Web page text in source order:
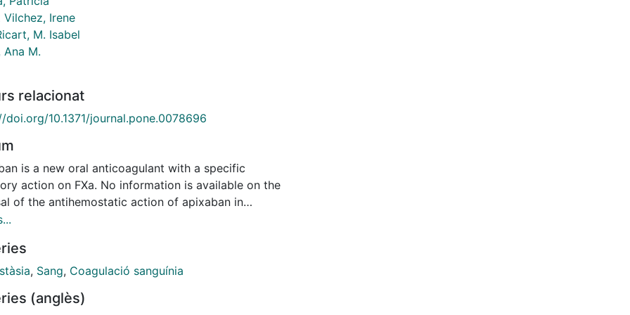
Vilchez, Irene
M. Isabel
Ana M.
relacionat
doi.org/10.1371/journal.pone.0078696
is a new oral anticoagulant with a specific
action on FXa. No information is available on the
of the antihemostatic action of apixaban in
or clinical settings. We have evaluated the
of hemostatic mechanisms induced by
elevated concentrations of apixaban (200
on thrombin generation (TG) and
, Sang, Coagulació sanguínia
(anglès)